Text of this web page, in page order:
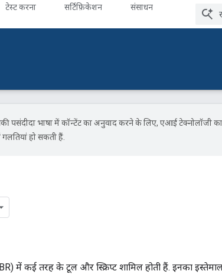
टेस्ट करना सर्टिफ़िकेशन संसाधन
पसंदीदा भाषा में कॉन्टेंट का अनुवाद करने के लिए, एआई टेक्नोलॉजी का
हो सकती हैं.
में कई तरह के टूल और स्क्रिप्ट शामिल होती हैं. इनका